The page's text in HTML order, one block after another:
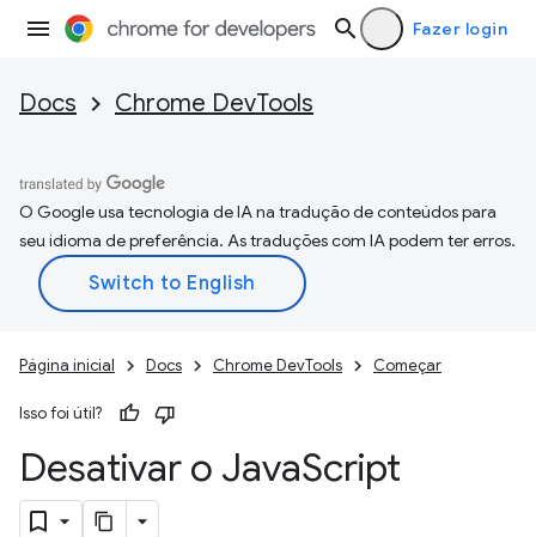
Fazer login
Docs Chrome DevTools
O Google usa tecnologia de IA na tradução de conteúdos para
seu idioma de preferência. As traduções com IA podem ter erros.
Página inicial Docs Chrome DevTools Começar
Isso foi útil?
Desativar o JavaScript